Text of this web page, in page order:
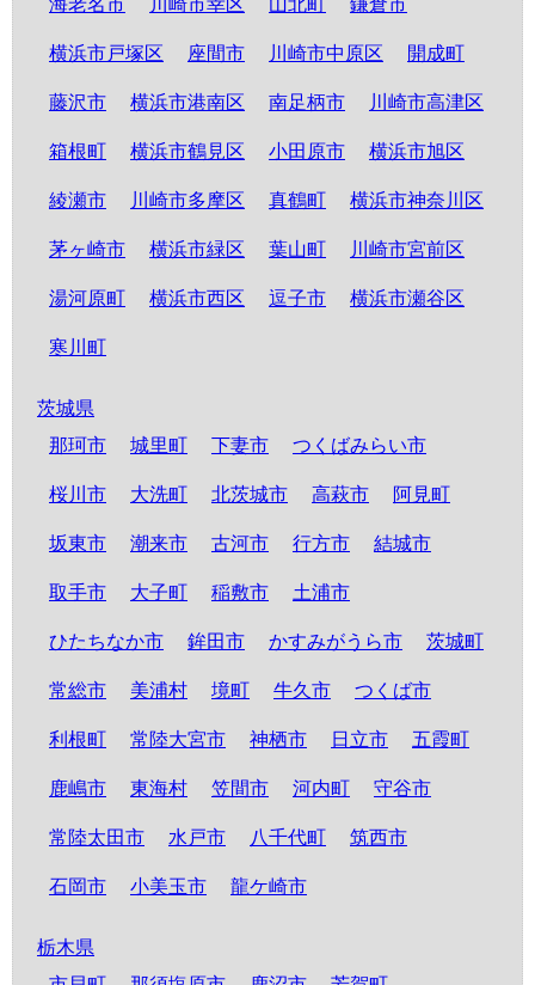
海老名市 川崎市幸区 山北町 鎌倉市
横浜市戸塚区 座間市 川崎市中原区 開成町
藤沢市 横浜市港南区 南足柄市 川崎市高津区
箱根町 横浜市鶴見区 小田原市 横浜市旭区
綾瀬市 川崎市多摩区 真鶴町 横浜市神奈川区
茅ヶ崎市 横浜市緑区 葉山町 川崎市宮前区
湯河原町 横浜市西区 逗子市 横浜市瀬谷区
寒川町
茨城県
那珂市
城里町 下妻市 つくばみらい市
桜川市 大洗町 北茨城市 高萩市 阿見町
坂東市 潮来市 古河市 行方市 結城市
取手市 大子町 稲敷市 土浦市
ひたちなか市 鉾田市 かすみがうら市 茨城町
常総市 美浦村 境町 牛久市 つくば市
利根町 常陸大宮市 神栖市 日立市 五霞町
鹿嶋市 東海村 笠間市 河内町 守谷市
常陸太田市 水戸市 八千代町 筑西市
石岡市 小美玉市 龍ケ崎市
栃木県